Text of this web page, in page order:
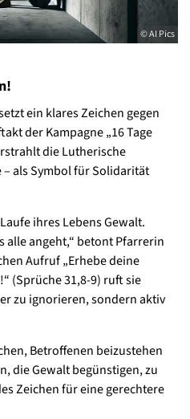
© AI Pics
ein klares Zeichen gegen
der Kampagne „16 Tage
die Lutherische
als Symbol für Solidarität
ihres Lebens Gewalt.
alle angeht,“ betont Pfarrerin
Aufruf „Erhebe deine
(Sprüche 31,8-9) ruft sie
zu ignorieren, sondern aktiv
Betroffenen beizustehen
die Gewalt begünstigen, zu
Zeichen für eine gerechtere